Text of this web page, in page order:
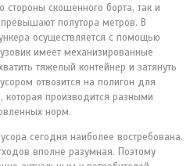
стороны скошенного борта, так и
полутора метров. В
осуществляется с помощью
имеет механизированные
тяжелый контейнер и затянуть
отвозится на полигон для
производится разными
норм.
сегодня наиболее востребована.
вполне разумная. Поэтому